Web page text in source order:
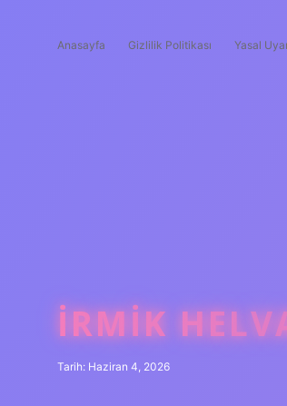
Anasayfa Gizlilik Politikası Yasal
İRMIK
Tarih: Haziran 4, 2026